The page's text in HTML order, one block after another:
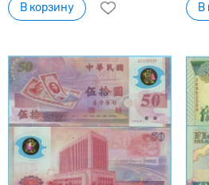
В корзину В